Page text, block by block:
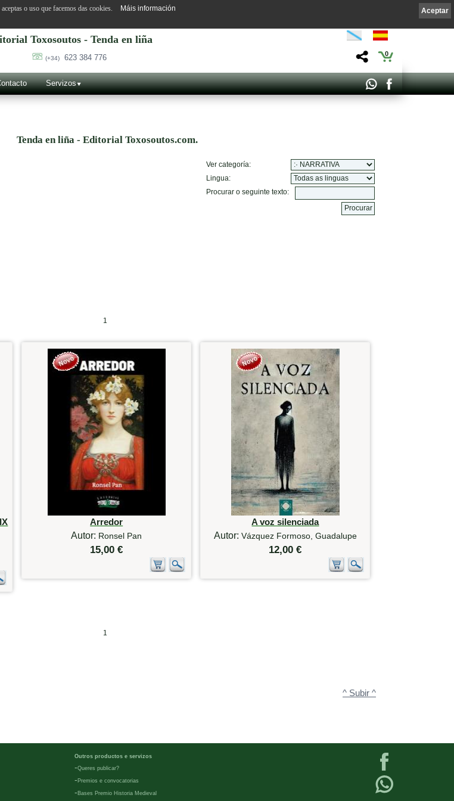
Toxosoutos - Tenda en liña
(+34) 623 384 776 0
Servizos
Tenda en liña - Editorial Toxosoutos.com.
Ver categoría:
Lingua:
Procurar o seguinte texto:
1
Arredor
Autor: Ronsel Pan
15,00 €
A voz silenciada
Autor: Vázquez Formoso, Guadalupe
12,00 €
1
^ Subir ^
Outros productos e servizos
-Queres publicar?
- Premios e convocatorias
- Bases Premio Historia Medieval
Aceptar
o uso que facemos das cookies. Máis información